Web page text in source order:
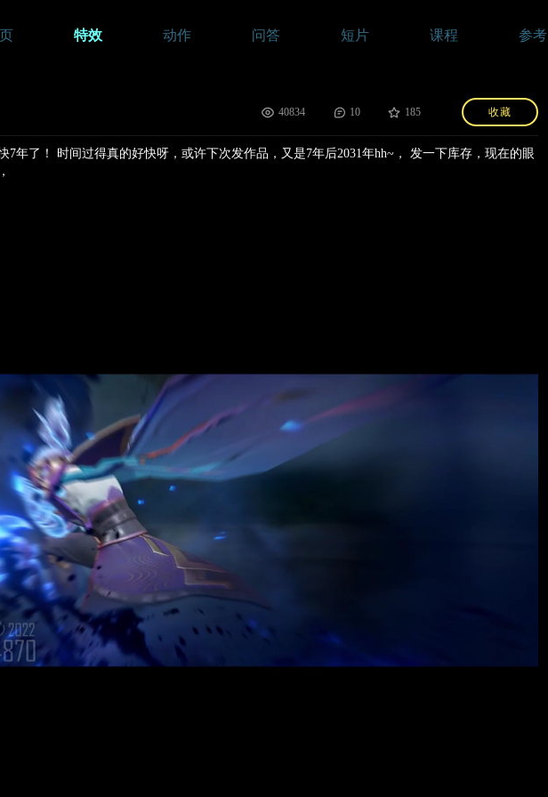
特效 动作 问答 短片 课程 参考
收藏
40834 10 185
7年了！ 时间过得真的好快呀，或许下次发作品，又是7年后2031年hh~， 发一下库存，现在的眼